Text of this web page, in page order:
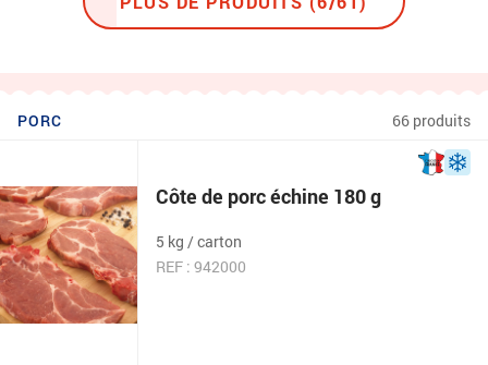
PORC 66 produits
Côte de porc échine 180 g
5 kg / carton
REF : 942000